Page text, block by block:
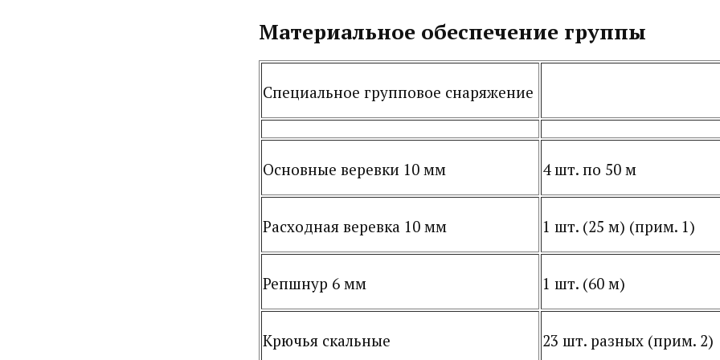
Материальное обеспечение группы
Специальное групповое снаряжение
Основные веревки 10 мм 4 шт. по 50 м
Расходная веревка 10 мм 1 шт. (25 м) (прим. 1)
Репшнур 6 мм 1 шт. (60 м)
Крючья скальные 23 шт. разных (прим. 2)